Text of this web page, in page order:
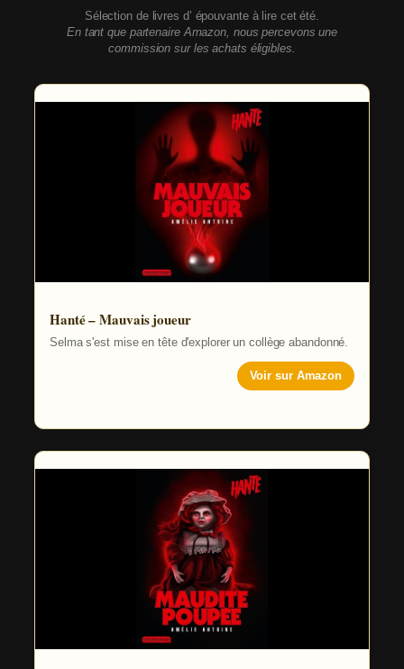
Sélection de livres d’ épouvante à lire cet été.
En tant que partenaire Amazon, nous percevons une
commission sur les achats éligibles.
Hanté – Mauvais joueur
Selma s'est mise en tête d'explorer un collège abandonné.
Voir sur Amazon